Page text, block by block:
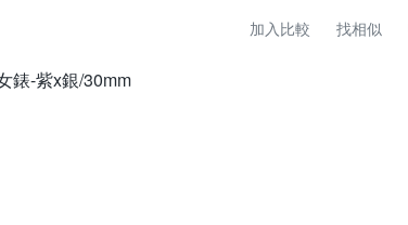
加入比較 找相似
錶-紫x銀/30mm